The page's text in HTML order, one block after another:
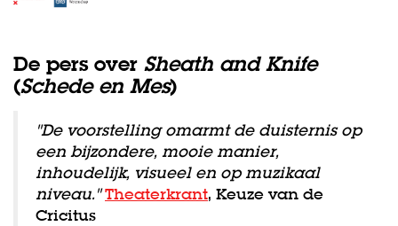
De pers over Sheath and Knife
(Schede en Mes)
"De voorstelling omarmt de duisternis op
een bijzondere, mooie manier,
inhoudelijk, visueel en op muzikaal
niveau."Theaterkrant, Keuze van de
Cricitus